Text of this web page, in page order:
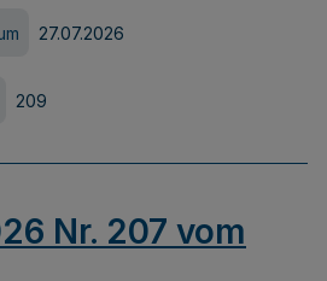
27.07.2026
209
Nr. 207 vom